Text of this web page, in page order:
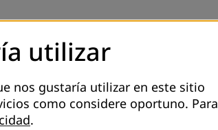
DESARROLLO (BMZ)
(BMZ)
utilizar
nos gustaría utilizar en este sitio
como considere oportuno. Para
.